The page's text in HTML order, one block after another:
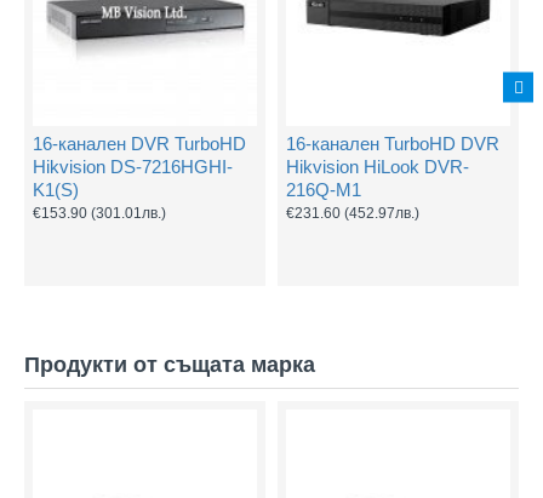
16-канален DVR TurboHD
Hikvision DS-7216HGHI-
K1(S)
€153.90 (301.01лв.)
16-канален TurboHD DVR
Hikvision HiLook DVR-
216Q-M1
€231.60 (452.97лв.)
Продукти от същата марка